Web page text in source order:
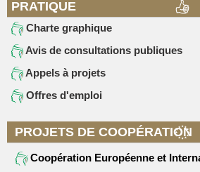
PRATIQUE
Charte graphique
Avis de consultations publiques
Appels à projets
Offres d'emploi
PROJETS DE COOPÉRATION
Coopération Européenne et